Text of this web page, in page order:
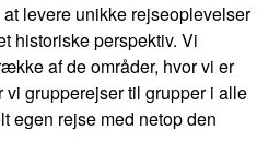
levere unikke rejseoplevelser
historiske perspektiv. Vi
af de områder, hvor vi er
grupperejser til grupper i alle
egen rejse med netop den